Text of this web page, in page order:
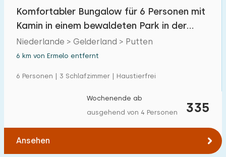
Komfortabler Bungalow für 6 Personen mit
Kamin in einem bewaldeten Park in der
Veluwe
Niederlande > Gelderland > Putten
6 km von Ermelo entfernt
6 Personen | 3 Schlafzimmer | Haustierfrei
335
Wochenende ab
ausgehend von 4 Personen
Ansehen